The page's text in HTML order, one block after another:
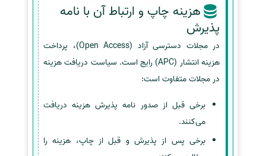
هزینه چاپ و ارتباط آن با نامه
پذیرش
در مجلات دسترسی آزاد (Open Access)، پرداخت
هزینه انتشار (APC) رایج است. سیاست دریافت هزینه
در مجلات متفاوت است:
برخی قبل از صدور نامه پذیرش هزینه دریافت
می‌کنند.
برخی پس از پذیرش و قبل از چاپ، هزینه را